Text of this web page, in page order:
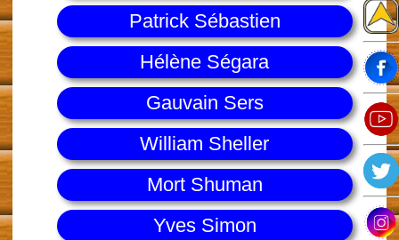
Patrick Sébastien
Hélène Ségara
Gauvain Sers
William Sheller
Mort Shuman
Yves Simon